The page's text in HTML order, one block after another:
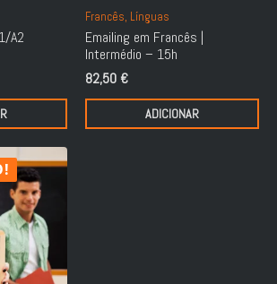
A2
Francês, Línguas
Emailing em Francês |
Intermédio – 15h
82,50 €
ADICIONAR